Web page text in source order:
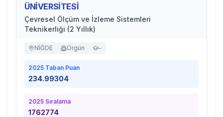
ÜNİVERSİTESİ
Çevresel Ölçüm ve İzleme Sistemleri
Teknikerliği (2 Yıllık)
NİĞDE Örgün -
2025 Taban Puan
234.99304
2025 Sıralama
1762774